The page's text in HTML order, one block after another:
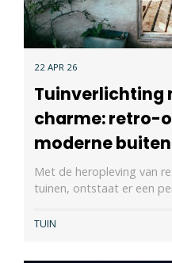
22 APR 26
Tuinverlichting
charme: retro-
moderne
Met de heropleving van
tuinen, ontstaat er een
TUIN